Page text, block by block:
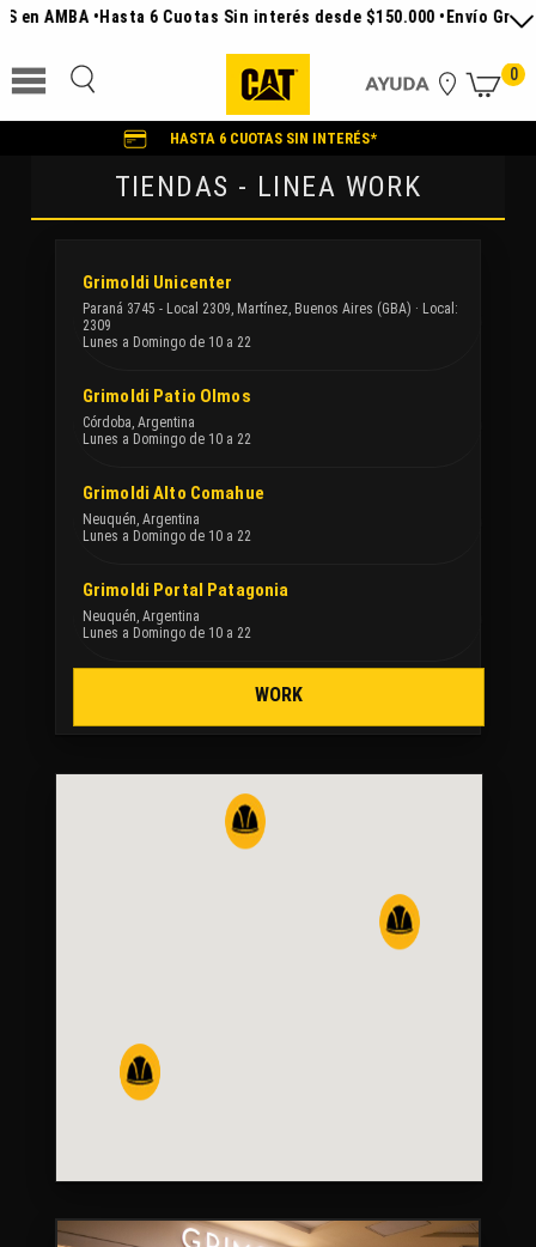
en AMBA • Hasta 6 Cuotas Sin interés desde $150.000 • Envío
0
TIENDAS - LINEA WORK
Grimoldi Unicenter
Paraná 3745 - Local 2309, Martínez, Buenos Aires (GBA) · Local:
2309
Lunes a Domingo de 10 a 22
Grimoldi Patio Olmos
Córdoba, Argentina
Lunes a Domingo de 10 a 22
Grimoldi Alto Comahue
Neuquén, Argentina
Lunes a Domingo de 10 a 22
Grimoldi Portal Patagonia
Neuquén, Argentina
Lunes a Domingo de 10 a 22
WORK
HASTA 6 CUOTAS SIN INTERÉS*